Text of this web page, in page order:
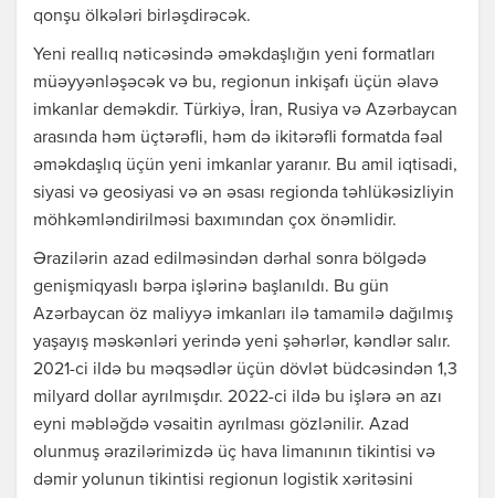
qonşu ölkələri birləşdirəcək.
Yeni reallıq nəticəsində əməkdaşlığın yeni formatları
müəyyənləşəcək və bu, regionun inkişafı üçün əlavə
imkanlar deməkdir. Türkiyə, İran, Rusiya və Azərbaycan
arasında həm üçtərəfli, həm də ikitərəfli formatda fəal
əməkdaşlıq üçün yeni imkanlar yaranır. Bu amil iqtisadi,
siyasi və geosiyasi və ən əsası regionda təhlükəsizliyin
möhkəmləndirilməsi baxımından çox önəmlidir.
Ərazilərin azad edilməsindən dərhal sonra bölgədə
genişmiqyaslı bərpa işlərinə başlanıldı. Bu gün
Azərbaycan öz maliyyə imkanları ilə tamamilə dağılmış
yaşayış məskənləri yerində yeni şəhərlər, kəndlər salır.
2021-ci ildə bu məqsədlər üçün dövlət büdcəsindən 1,3
milyard dollar ayrılmışdır. 2022-ci ildə bu işlərə ən azı
eyni məbləğdə vəsaitin ayrılması gözlənilir. Azad
olunmuş ərazilərimizdə üç hava limanının tikintisi və
dəmir yolunun tikintisi regionun logistik xəritəsini